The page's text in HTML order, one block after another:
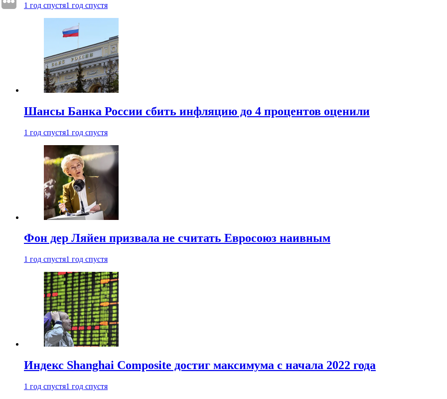
1 год спустя1 год спустя
Шансы Банка России сбить инфляцию до 4 процентов оценили
1 год спустя1 год спустя
Фон дер Ляйен призвала не считать Евросоюз наивным
1 год спустя1 год спустя
Индекс Shanghai Composite достиг максимума с начала 2022 года
1 год спустя1 год спустя